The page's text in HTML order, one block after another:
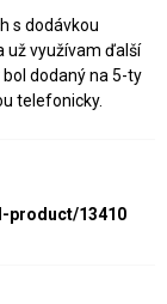
s dodávkou
už využívam ďalší
dodaný na 5-ty
telefonicky.
product/13410